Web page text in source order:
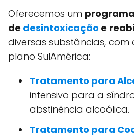
Oferecemos um
de desintoxicação e
diversas substâncias,
plano SulAmérica:
Tratamento para
intensivo para a
abstinência alcoólica.
Tratamento para